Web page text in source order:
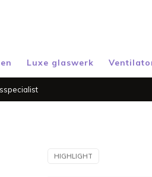
Luxe glaswerk
HIGHLIGHT